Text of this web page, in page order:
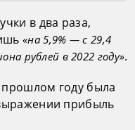
в два раза,
«на 5,9% — с 29,4
рублей в 2022 году».
году была
прибыль